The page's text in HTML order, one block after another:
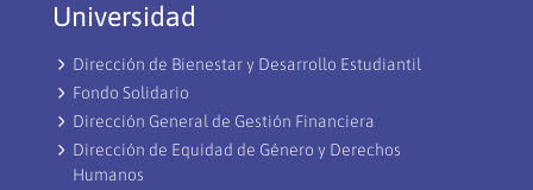
Universidad
Dirección de Bienestar y Desarrollo Estudiantil
Fondo Solidario
Dirección General de Gestión Financiera
Dirección de Equidad de Género y Derechos
Humanos